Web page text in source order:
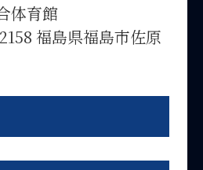
体育館
福島県福島市佐原